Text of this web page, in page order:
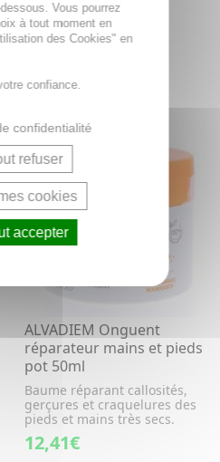
ALVADIEM Onguent
réparateur mains et pieds
pot 50ml
Baume réparant callosités,
gerçures et craquelures des
pieds et mains très secs.
12,41€
Vous pourrez
à tout moment en
des Cookies" en
confiance.
confidentialité
refuser
cookies
accepter